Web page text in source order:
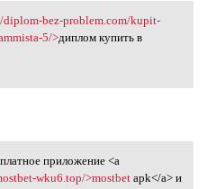
diplom-bez
bez-problem.com/kupit-
5/>диплом купить в
приложение <a
wku6.top/>mostbetapk</a> и